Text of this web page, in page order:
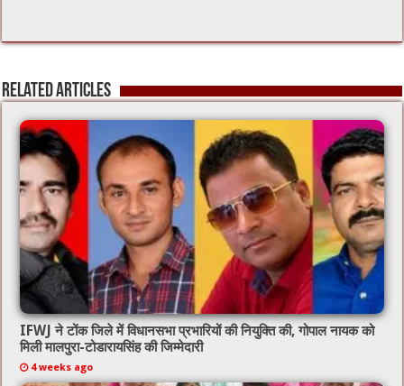
Related Articles
IFWJ ने टोंक जिले में विधानसभा प्रभारियों की नियुक्ति की, गोपाल नायक को
मिली मालपुरा-टोडारायसिंह की जिम्मेदारी
4 weeks ago